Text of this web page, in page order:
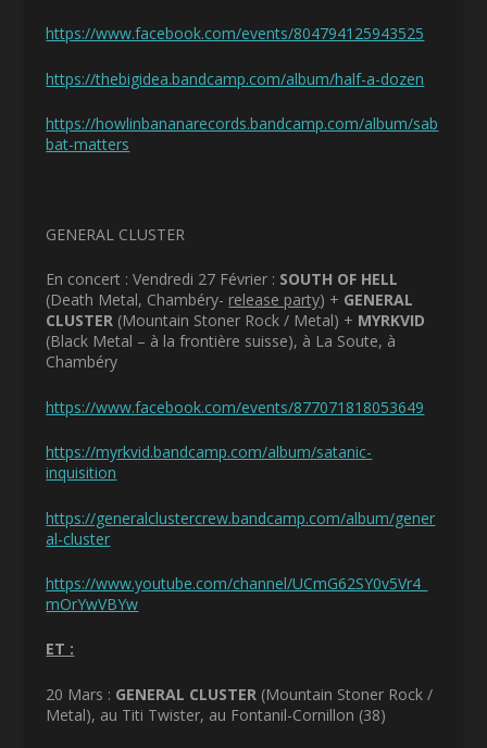
https://www.facebook.com/events/804794125943525
https://thebigidea.bandcamp.com/album/half-a-dozen
https://howlinbananarecords.bandcamp.com/album/sab
bat-matters
GENERAL CLUSTER
En concert : Vendredi 27 Février : SOUTH OF HELL
(Death Metal, Chambéry- release party) + GENERAL
CLUSTER (Mountain Stoner Rock / Metal) + MYRKVID
(Black Metal – à la frontière suisse), à La Soute, à
Chambéry
https://www.facebook.com/events/877071818053649
https://myrkvid.bandcamp.com/album/satanic-
inquisition
https://generalclustercrew.bandcamp.com/album/gener
al-cluster
https://www.youtube.com/channel/UCmG62SY0v5Vr4_
mOrYwVBYw
ET :
20 Mars : GENERAL CLUSTER (Mountain Stoner Rock /
Metal), au Titi Twister, au Fontanil-Cornillon (38)